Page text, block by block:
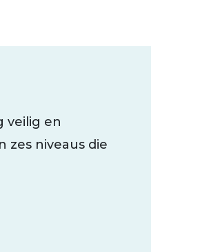
veilig en
zes niveaus die